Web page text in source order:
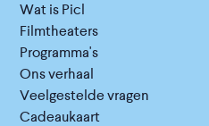
Wat is Picl
Filmtheaters
Programma's
Ons verhaal
Veelgestelde vragen
Cadeaukaart